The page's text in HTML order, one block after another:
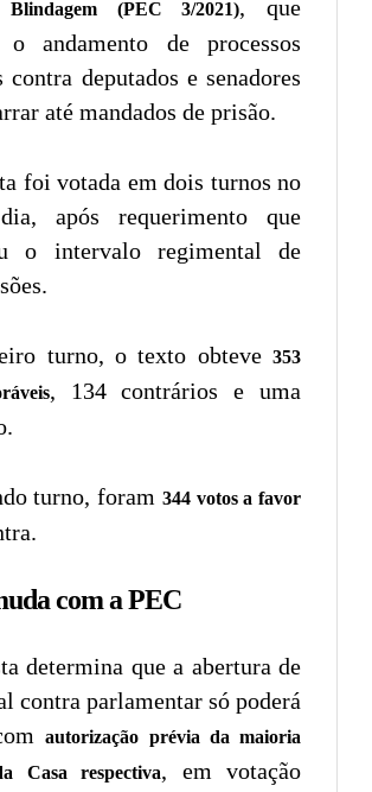
(PEC 3/2021), que
andamento de processos
deputados e senadores
até mandados de prisão.
foi votada em dois turnos no
após requerimento que
o intervalo regimental de
turno, o texto obteve 353
, 134 contrários e uma
turno, foram 344 votos a favor
com a PEC
determina que a abertura de
contra parlamentar só poderá
autorização prévia da maioria
Casa respectiva, em votação